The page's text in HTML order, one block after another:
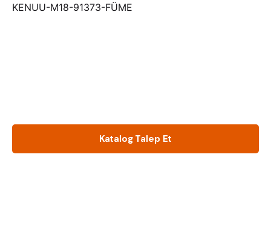
KENUU-M18-91373-FÜME
Katalog Talep Et